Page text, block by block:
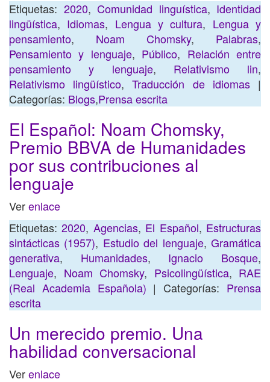
Etiquetas: 2020, Comunidad linguística, Identidad
lingüística, Idiomas, Lengua y cultura, Lengua y
pensamiento, Noam Chomsky, Palabras,
Pensamiento y lenguaje, Público, Relación entre
pensamiento y lenguaje, Relativismo lin,
Relativismo lingüístico,Traducción de idiomas|
Categorías: Blogs,Prensa escrita
El Español: Noam Chomsky,
Premio BBVA de Humanidades
por sus contribuciones al
lenguaje
Verenlace
Etiquetas:2020, Agencias, El Español, Estructuras
sintácticas (1957), Estudio del lenguaje,Gramática
generativa, Humanidades, Ignacio Bosque,
Lenguaje, Noam Chomsky, Psicolingüística, RAE
(Real Academia Española) | Categorías: Prensa
escrita
Un merecido premio. Una
habilidad conversacional
Verenlace